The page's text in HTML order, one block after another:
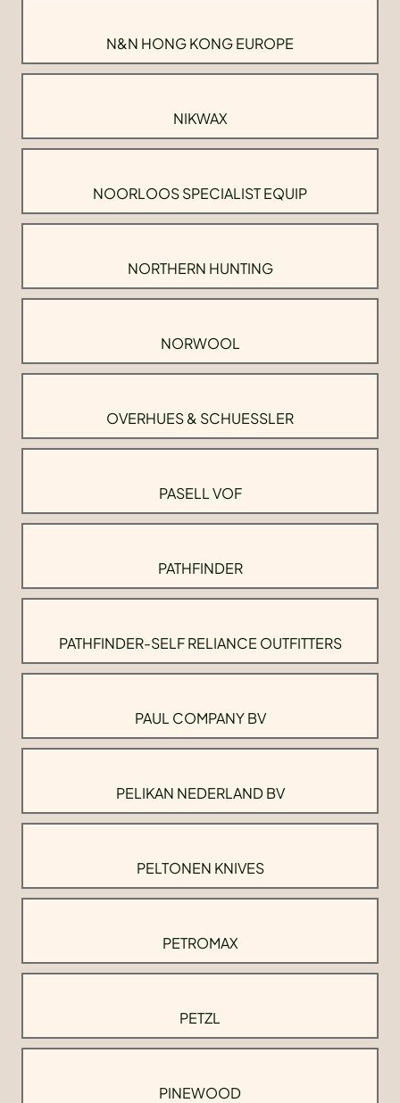
N&N HONG KONG EUROPE
NIKWAX
NOORLOOS SPECIALIST EQUIP
NORTHERN HUNTING
NORWOOL
OVERHUES & SCHUESSLER
PASELL VOF
PATHFINDER
PATHFINDER-SELF RELIANCE OUTFITTERS
PAUL COMPANY BV
PELIKAN NEDERLAND BV
PELTONEN KNIVES
PETROMAX
PETZL
PINEWOOD